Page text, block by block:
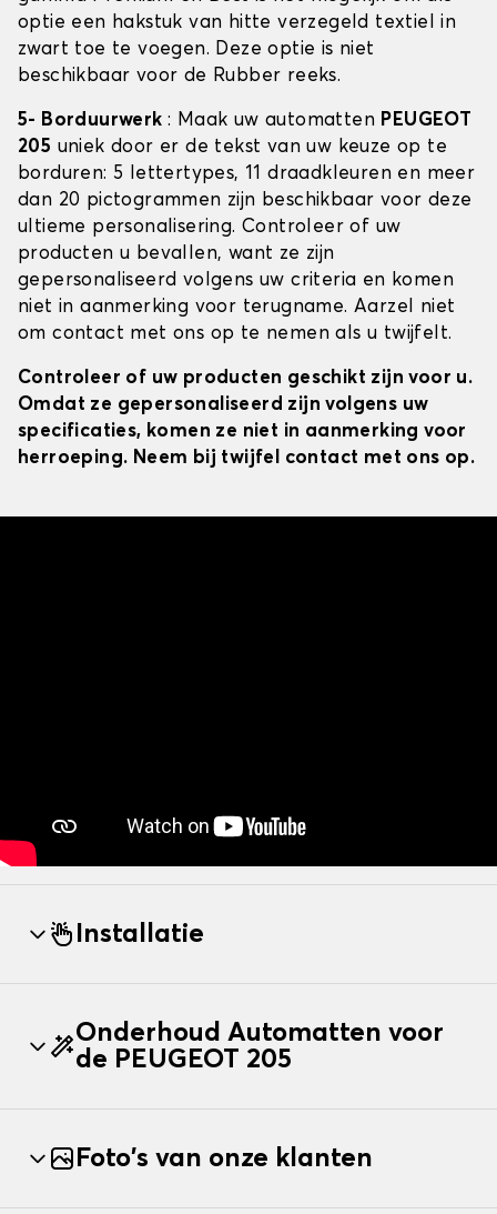
optie een hakstuk van hitte verzegeld textiel in
zwart toe te voegen. Deze optie is niet
beschikbaar voor de Rubber reeks.
5- Borduurwerk : Maak uw automatten PEUGEOT
205 uniek door er de tekst van uw keuze op te
borduren: 5 lettertypes, 11 draadkleuren en meer
dan 20 pictogrammen zijn beschikbaar voor deze
ultieme personalisering. Controleer of uw
producten u bevallen, want ze zijn
gepersonaliseerd volgens uw criteria en komen
niet in aanmerking voor terugname. Aarzel niet
om contact met ons op te nemen als u twijfelt.
Controleer of uw producten geschikt zijn voor u.
Omdat ze gepersonaliseerd zijn volgens uw
specificaties, komen ze niet in aanmerking voor
herroeping. Neem bij twijfel contact met ons op.
Installatie
Onderhoud Automatten voor
de PEUGEOT 205
Foto's van onze klanten